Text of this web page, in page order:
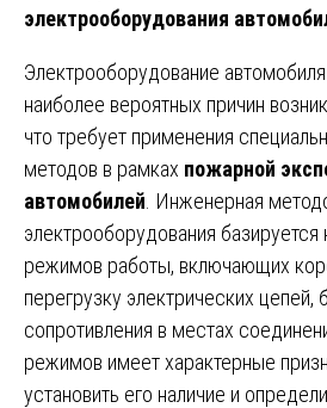
электрооборудования
Электрооборудование
наиболее вероятных причин
что требует применения
методов в рамках пожарной
автомобилей . Инженерная
электрооборудования базируется
режимов работы, включающих
перегрузку электрических
сопротивления в местах
режимов имеет характерные
установить его наличие и